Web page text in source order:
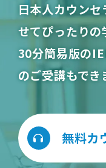
日本人カウン
せてぴったりの
30分簡易版の
のご受講もでき
無料カ